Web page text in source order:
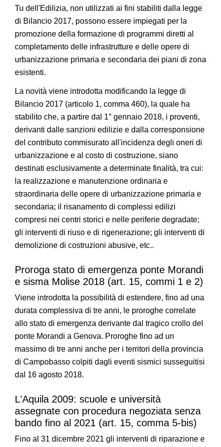
Tu dell'Edilizia, non utilizzati ai fini stabiliti dalla legge
di Bilancio 2017, possono essere impiegati per la
promozione della formazione di programmi diretti al
completamento delle infrastrutture e delle opere di
urbanizzazione primaria e secondaria dei piani di zona
esistenti.
La novità viene introdotta modificando la legge di
Bilancio 2017 (articolo 1, comma 460), la quale ha
stabilito che, a partire dal 1° gennaio 2018, i proventi,
derivanti dalle sanzioni edilizie e dalla corresponsione
del contributo commisurato all'incidenza degli oneri di
urbanizzazione e al costo di costruzione, siano
destinati esclusivamente a determinate finalità, tra cui:
la realizzazione e manutenzione ordinaria e
straordinaria delle opere di urbanizzazione primaria e
secondaria; il risanamento di complessi edilizi
compresi nei centri storici e nelle periferie degradate;
gli interventi di riuso e di rigenerazione; gli interventi di
demolizione di costruzioni abusive, etc..
Proroga stato di emergenza ponte Morandi
e sisma Molise 2018 (art. 15, commi 1 e 2)
Viene introdotta la possibilità di estendere, fino ad una
durata complessiva di tre anni, le proroghe correlate
allo stato di emergenza derivante dal tragico crollo del
ponte Morandi a Genova. Proroghe fino ad un
massimo di tre anni anche per i territori della provincia
di Campobasso colpiti dagli eventi sismici susseguitisi
dal 16 agosto 2018.
L'Aquila 2009: scuole e università
assegnate con procedura negoziata senza
bando fino al 2021 (art. 15, comma 5-bis)
Fino al 31 dicembre 2021 gli interventi di riparazione e